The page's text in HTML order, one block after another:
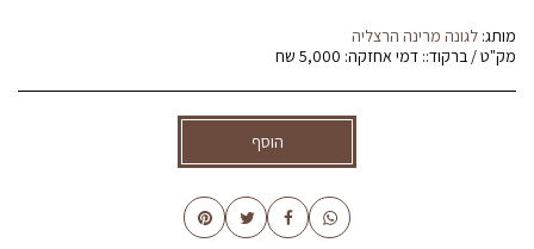
מותג: לגונה מרינה הרצליה
מק"ט / ברקוד:: דמי אחזקה: 5,000 שח
הוסף